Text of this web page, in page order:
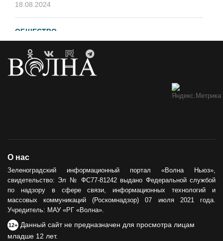
18.08.2024
ОБЩЕСТВО
21.04.2023
Сила тыла
30.05.2024
О нас
Зеленоградский информационный портал «Волна Ньюз»,
свидетельство: Эл № ФС77-81242 выдано Федеральной службой
по надзору в сфере связи, информационных технологий и
массовых коммуникаций (Роскомнадзор) 07 июля 2021 года.
Учредитель: МАУ «РГ «Волна».
12+ Данный сайт не предназначен для просмотра лицам
младше 12 лет.